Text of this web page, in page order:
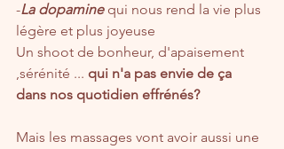
-La dopamine qui nous rend la vie plus
légère et plus joyeuse
Un shoot de bonheur, d'apaisement
,sérénité ... qui n'a pas envie de ça
dans nos quotidien effrénés?
Mais les massages vont avoir aussi une